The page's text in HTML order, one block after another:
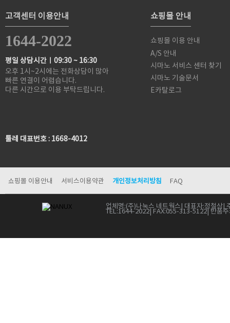
고객센터 이용안내
1644-2022
평일 상담시간ㅣ09:30 ~ 16:30
오후 1시~2시에는 전화상담이 많아
빠른 연결이 어렵습니다.
다른 시간으로 이용 부탁드립니다.
툴레 대표번호 : 1668-4012
쇼핑몰 안내
쇼핑몰 이용 안내
A/S 안내
시마노 서비스 센터 찾기
시마노 기술문서
E카탈로그
쇼핑몰 이용안내 서비스이용약관 개인정보처리방침 FAQ
업체명:(주)나눅스 네트웍스 | 대표자:정철상|
TEL:1644-2022 | FAX:055-313-5122 | 반품